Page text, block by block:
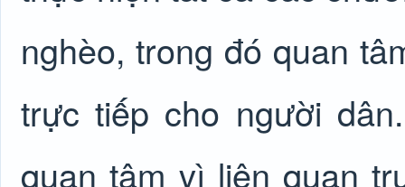
nghèo, trong đó quan
trực tiếp cho người
quan tâm vì liên quan